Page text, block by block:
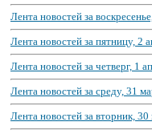
Лента новостей за
Лента новостей за пятницу, 2
Лента новостей за четверг, 1
Лента новостей за среду, 31
Лента новостей за вторник, 30